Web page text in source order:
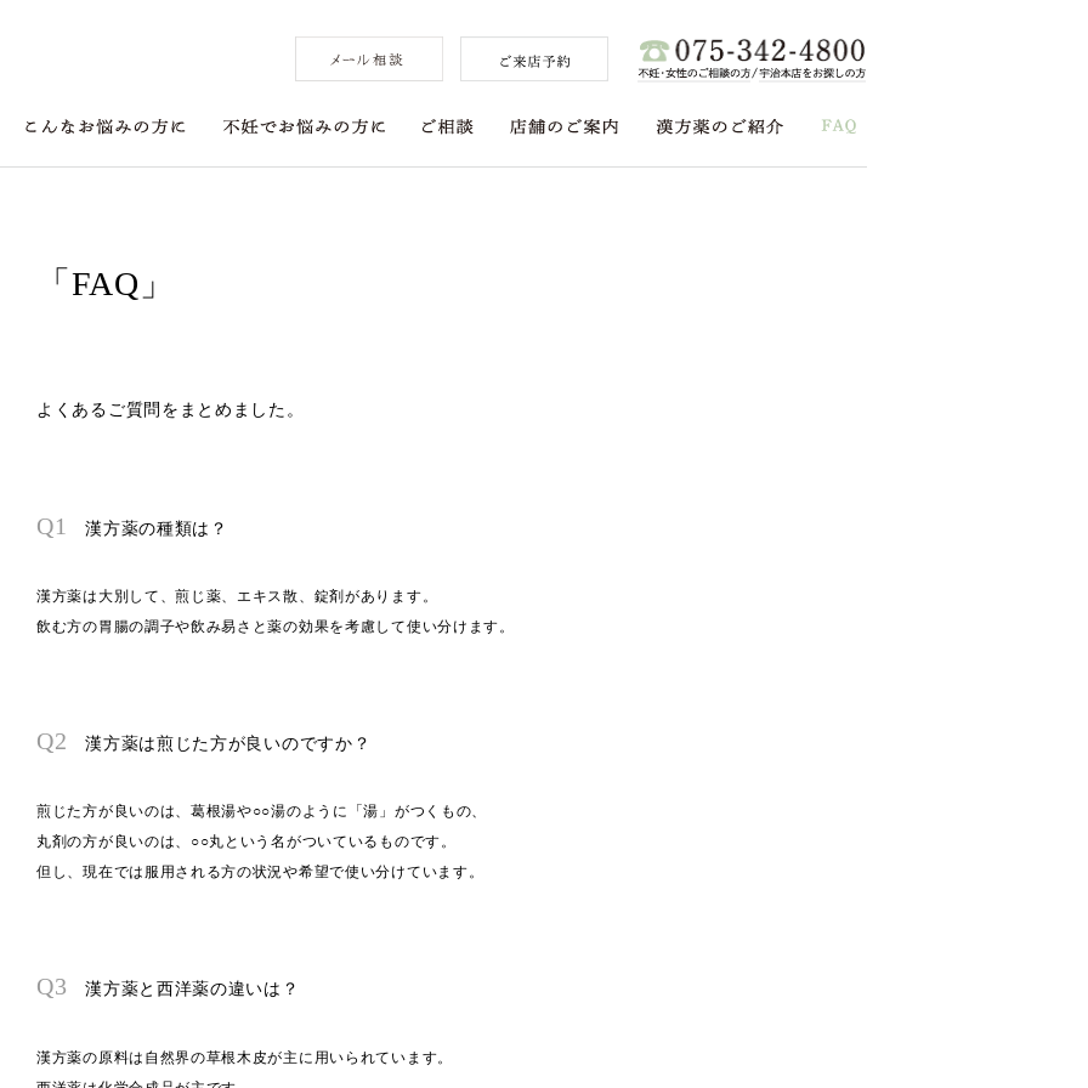
「FAQ」
よくあるご質問をまとめました。
Q1 漢方薬の種類は？
漢方薬は大別して、煎じ薬、エキス散、錠剤があります。
飲む方の胃腸の調子や飲み易さと薬の効果を考慮して使い分けます。
Q2 漢方薬は煎じた方が良いのですか？
煎じた方が良いのは、葛根湯や○○湯のように「湯」がつくもの、
丸剤の方が良いのは、○○丸という名がついているものです。
但し、現在では服用される方の状況や希望で使い分けています。
Q3 漢方薬と西洋薬の違いは？
漢方薬の原料は自然界の草根木皮が主に用いられています。